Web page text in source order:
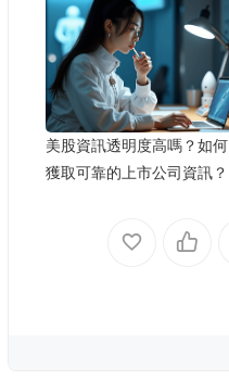
美股資訊透明度高嗎？如何
獲取可靠的上市公司資訊？